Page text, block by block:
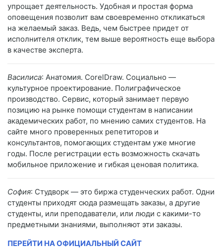
упрощает деятельность. Удобная и простая форма
оповещения позволит вам своевременно откликаться
на желаемый заказ. Ведь, чем быстрее придет от
исполнителя отклик, тем выше вероятность еще выбора
в качестве эксперта.
Василиса: Анатомия. CorelDraw. Социально —
культурное проектирование. Полиграфическое
производство. Сервис, который занимает первую
позицию на рынке помощи студентам в написании
академических работ, по мнению самих студентов. На
сайте много проверенных репетиторов и
консультантов, помогающих студентам уже многие
годы. После регистрации есть возможность скачать
мобильное приложение и гибкая ценовая политика.
София: Студворк — это биржа студенческих работ. Одни
студенты приходят сюда размещать заказы, а другие
студенты, или преподаватели, или люди с какими-то
предметными знаниями, выполняют эти заказы.
ПЕРЕЙТИ НА ОФИЦИАЛЬНЫЙ САЙТ